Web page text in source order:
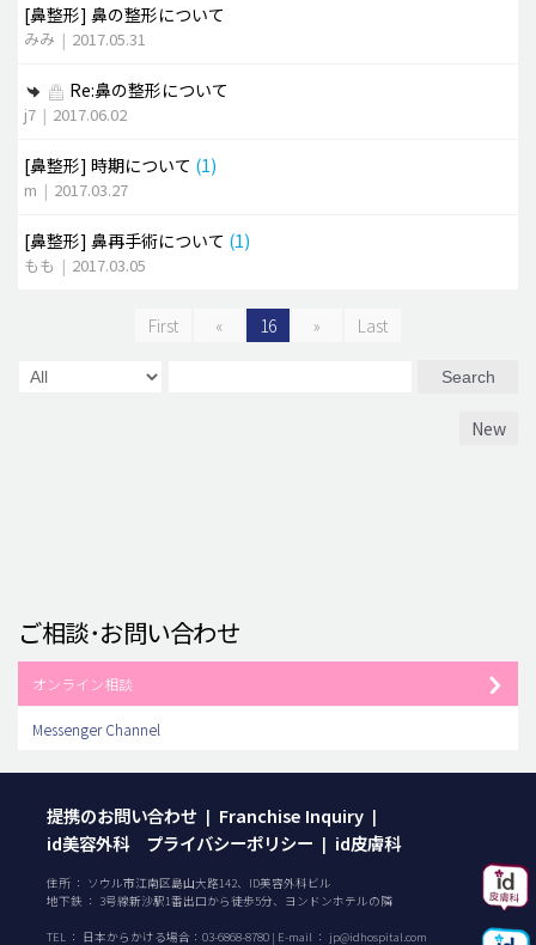
[鼻整形] 鼻の整形について
みみ | 2017.05.31
Re:鼻の整形について
j7 | 2017.06.02
[鼻整形] 時期について (1)
m | 2017.03.27
[鼻整形] 鼻再手術について (1)
もも | 2017.03.05
First « 16 » Last
Search
New
ご相談･お問い合わせ
オンライン相談
Messenger Channel
提携のお問い合わせ | Franchise Inquiry |
id美容外科 プライバシーポリシー | id皮膚科
住所 ： ソウル市江南区島山大路142、ID美容外科ビル
地下鉄 ： 3号線新沙駅1番出口から徒歩5分、ヨンドンホテルの隣
TEL ： 日本からかける場合： 03-6868-8780 | E-mail ： jp@idhospital.com